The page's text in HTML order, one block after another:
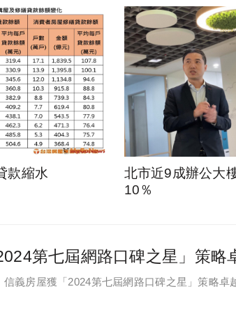
款縮水
北市近9成辦公大
10％
第七屆網路口碑之星」策略
義房屋獲「2024第七屆網路口碑之星」策略卓